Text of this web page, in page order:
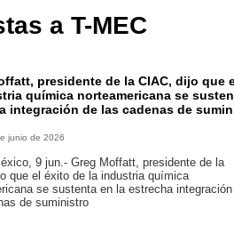
a T-MEC
presidente de la CIAC, dijo que
química norteamericana se
integración de las cadenas de
junio de 2026
9 jun.- Greg Moffatt, presidente de la
que el éxito de la industria química
se sustenta en la estrecha integración
de suministro